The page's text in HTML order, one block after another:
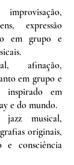
expressão
em grupo e
afinação,
em grupo e
inspirado em
e do mundo.
jazz musical,
originais,
e consciência